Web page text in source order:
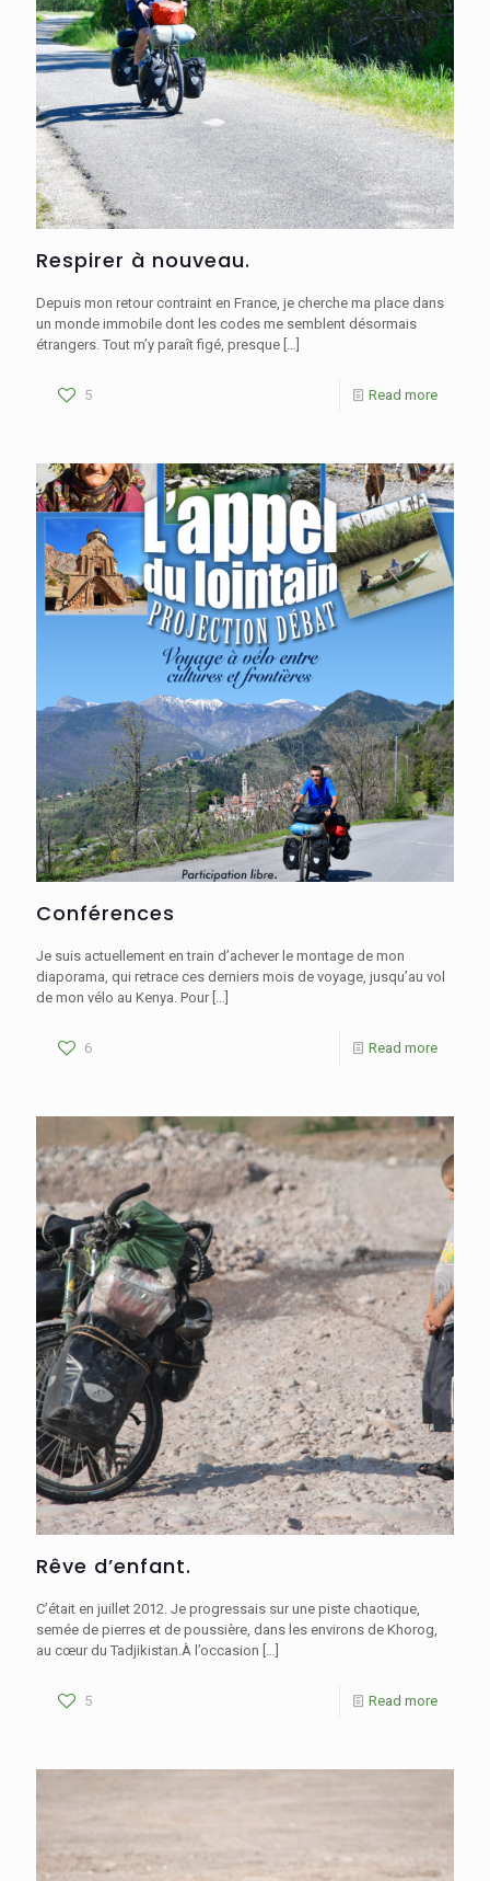
Respirer à nouveau.
Depuis mon retour contraint en France, je cherche ma place dans
un monde immobile dont les codes me semblent désormais
étrangers. Tout m’y paraît figé, presque […]
5 Read more
Conférences
Je suis actuellement en train d’achever le montage de mon
diaporama, qui retrace ces derniers mois de voyage, jusqu’au vol
de mon vélo au Kenya. Pour[…]
6 Read more
Rêve d’enfant.
C’était en juillet 2012. Je progressais sur une piste chaotique,
semée de pierres et de poussière, dans les environs de Khorog,
au cœur du Tadjikistan.À l’occasion […]
5 Read more